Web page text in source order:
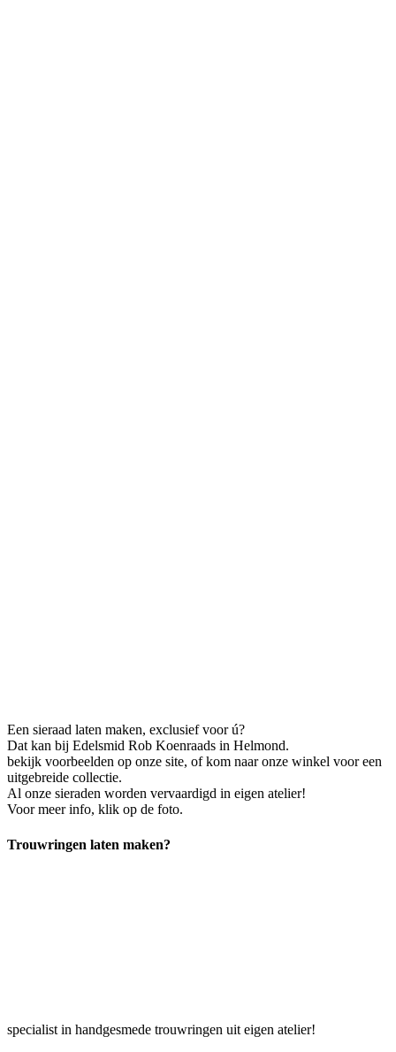
Een sieraad laten maken, exclusief voor ú?
Dat kan bij Edelsmid Rob Koenraads in Helmond.
bekijk voorbeelden op onze site, of kom naar onze winkel voor een
uitgebreide collectie.
Al onze sieraden worden vervaardigd in eigen atelier!
Voor meer info, klik op de foto.
Trouwringen laten maken?
specialist in handgesmede trouwringen uit eigen atelier!